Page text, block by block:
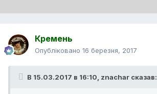
Кремень
Опубліковано 16 березня, 2017
В 15.03.2017 в 16:10, znachar сказав: